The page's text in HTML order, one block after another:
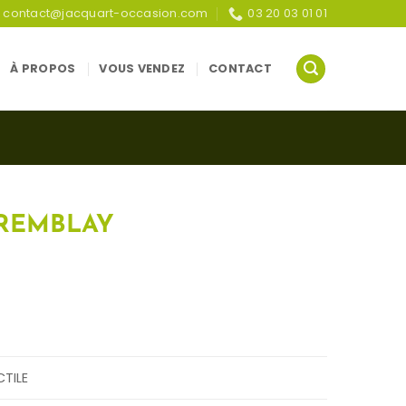
contact@jacquart-occasion.com 03 20 03 01 01
À PROPOS VOUS VENDEZ CONTACT